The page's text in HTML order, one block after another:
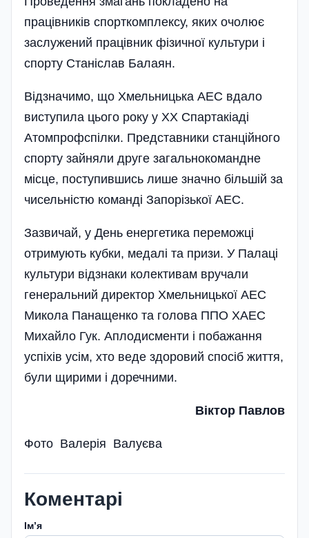
працівників спорткомплексу, яких очолює
заслужений працівник фізичної культури і
спорту Станіслав Балаян.
Відзначимо, що Хмельницька АЕС вдало
виступила цього року у ХХ Спартакіаді
Атомпрофспілки. Представники станційного
спорту зайняли друге загальнокомандне
місце, поступившись лише значно більшій за
чисельністю команді Запорізької АЕС.
Зазвичай, у День енергетика переможці
отримують кубки, медалі та призи. У Палаці
культури відзнаки колективам вручали
генеральний директор Хмельницької АЕС
Микола Панащенко та голова ППО ХАЕС
Михайло Гук. Аплодисменти і побажання
успіхів усім, хто веде здоровий спосіб життя,
були щирими і доречними.
Віктор Павлов
Фото Валерія Валуєва
Коментарі
Імʼя